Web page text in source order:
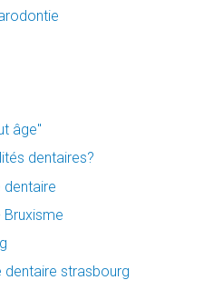
âge"
dentaires?
dentaire
strasbourg